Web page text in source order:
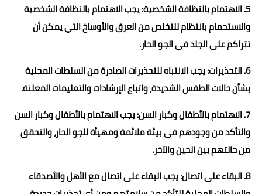
5. الاهتمام بالنظافة الشخصية: يجب الاهتمام بالنظافة الشخصية
والاستحمام بانتظام للتخلص من العرق والأوساخ التي يمكن أن
تتراكم على الجلد في الجو الحار.
6. التحذيرات: يجب الانتباه للتحذيرات الصادرة من السلطات المحلية
بشأن حالات الطقس الشديدة، واتباع الإرشادات والتعليمات المعلنة.
7. الاهتمام بالأطفال وكبار السن: يجب الاهتمام بالأطفال وكبار السن
والتأكد من وجودهم في بيئة ملائمة ومهيأة للجو الحار، والتحقق
من حالتهم بين الحين والآخر.
8. البقاء على اتصال: يجب البقاء على اتصال مع الأهل والأصدقاء